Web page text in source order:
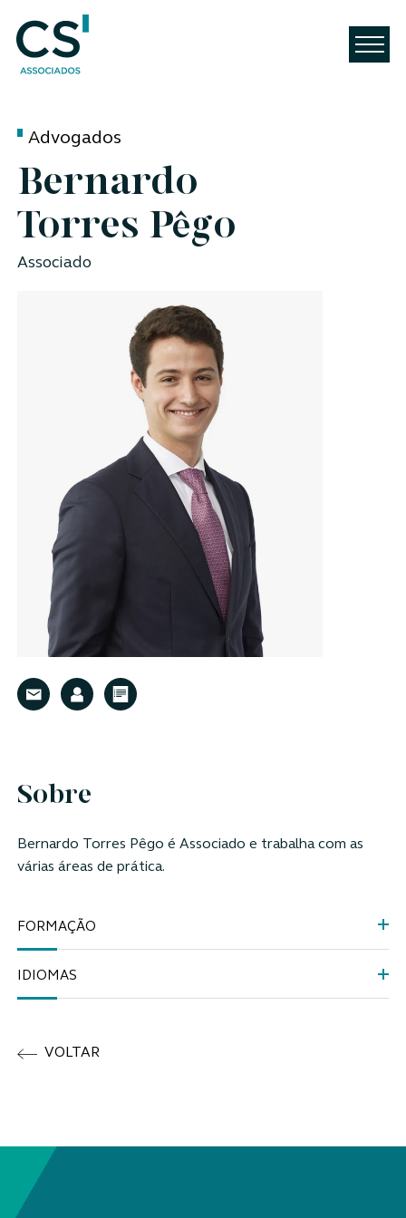
Advogados
Bernardo
Torres Pêgo
Associado
Sobre
Bernardo Torres Pêgo é Associado e trabalha com as
várias áreas de prática.
FORMAÇÃO
IDIOMAS
VOLTAR